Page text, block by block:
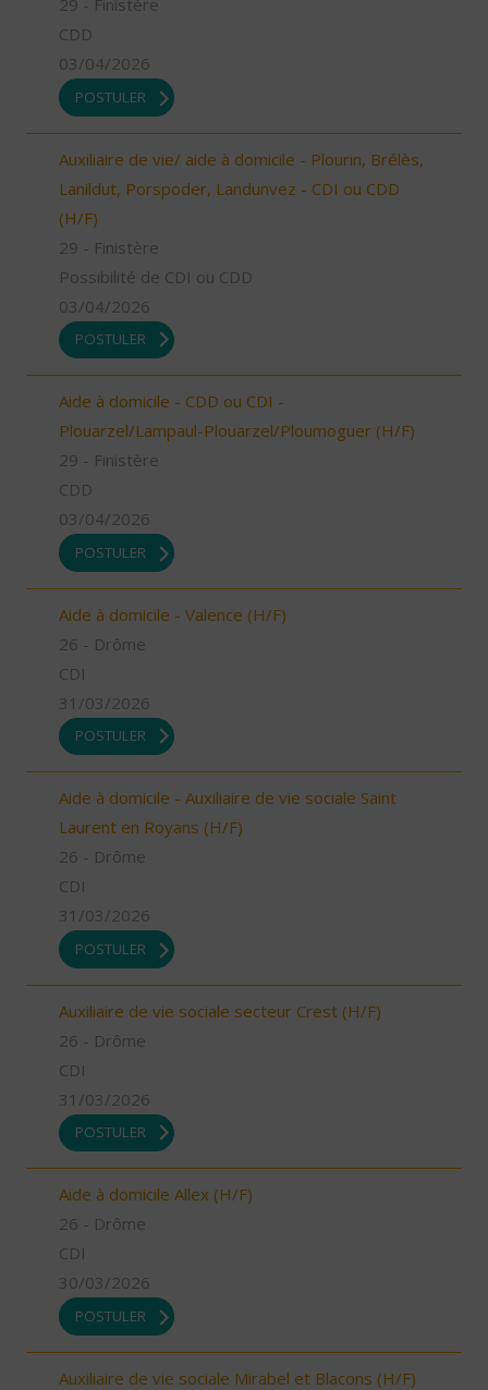
29 - Finistère
CDD
03/04/2026
POSTULER
Auxiliaire de vie/ aide à domicile - Plourin, Brélès,
Lanildut, Porspoder, Landunvez - CDI ou CDD
(H/F)
29 - Finistère
Possibilité de CDI ou CDD
03/04/2026
POSTULER
Aide à domicile - CDD ou CDI -
Plouarzel/Lampaul-Plouarzel/Ploumoguer (H/F)
29 - Finistère
CDD
03/04/2026
POSTULER
Aide à domicile - Valence (H/F)
26 - Drôme
CDI
31/03/2026
POSTULER
Aide à domicile - Auxiliaire de vie sociale Saint
Laurent en Royans (H/F)
26 - Drôme
CDI
31/03/2026
POSTULER
Auxiliaire de vie sociale secteur Crest (H/F)
26 - Drôme
CDI
31/03/2026
POSTULER
Aide à domicile Allex (H/F)
26 - Drôme
CDI
30/03/2026
POSTULER
Auxiliaire de vie sociale Mirabel et Blacons (H/F)